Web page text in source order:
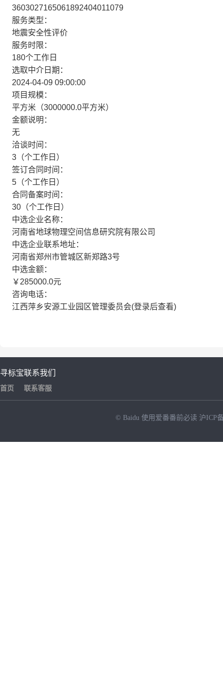
3603027165061892404011079
服务类型：
地震安全性评价
服务时限：
180个工作日
选取中介日期：
2024-04-09 09:00:00
项目规模：
平方米（3000000.0平方米）
金额说明：
无
洽谈时间：
3（个工作日）
签订合同时间：
5（个工作日）
合同备案时间：
30（个工作日）
中选企业名称：
河南省地球物理空间信息研究院有限公司
中选企业联系地址：
河南省郑州市管城区新郑路3号
中选金额：
￥285000.0元
咨询电话：
江西萍乡安源工业园区管理委员会(登录后查看)
寻标宝
首页
联系我们
联系客服
© Baidu 使用爱番番前必读 沪ICP